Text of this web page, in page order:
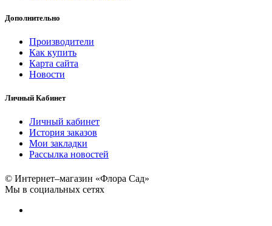
Дополнительно
Производители
Как купить
Карта сайта
Новости
Личный Кабинет
Личный кабинет
История заказов
Мои закладки
Рассылка новостей
© Интернет–магазин «Флора Сад»
Мы в социальных сетях